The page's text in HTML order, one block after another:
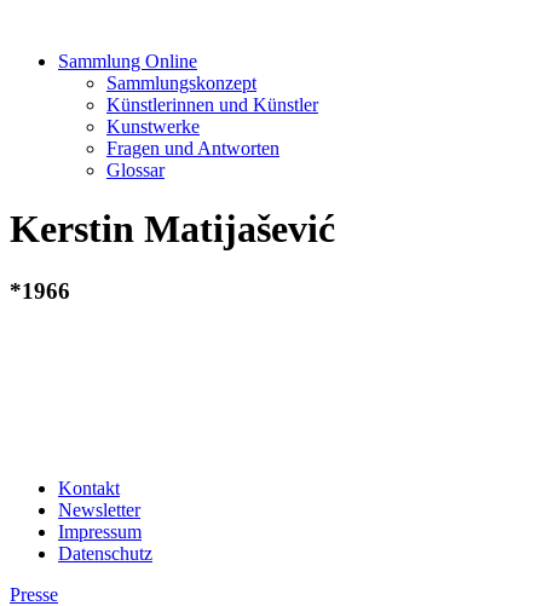
Sammlung Online
Sammlungskonzept
Künstlerinnen und Künstler
Kunstwerke
Fragen und Antworten
Glossar
Kerstin Matijašević
*1966
Kontakt
Newsletter
Impressum
Datenschutz
Presse